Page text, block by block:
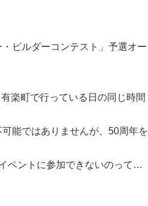
ビルダーコンテスト」予選オー
有楽町で行っている日の同じ時間
能ではありませんが、50周年を
ベントに参加できないのって…